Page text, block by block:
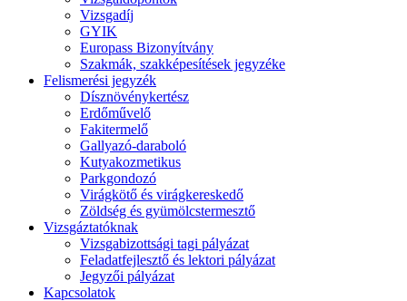
Vizsgadíj
GYIK
Europass Bizonyítvány
Szakmák, szakképesítések jegyzéke
Felismerési jegyzék
Dísznövénykertész
Erdőművelő
Fakitermelő
Gallyazó-daraboló
Kutyakozmetikus
Parkgondozó
Virágkötő és virágkereskedő
Zöldség és gyümölcstermesztő
Vizsgáztatóknak
Vizsgabizottsági tagi pályázat
Feladatfejlesztő és lektori pályázat
Jegyzői pályázat
Kapcsolatok